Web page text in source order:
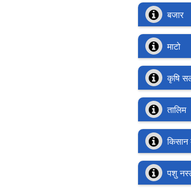
बजार
माटो
कृषि
तालिम
पशु